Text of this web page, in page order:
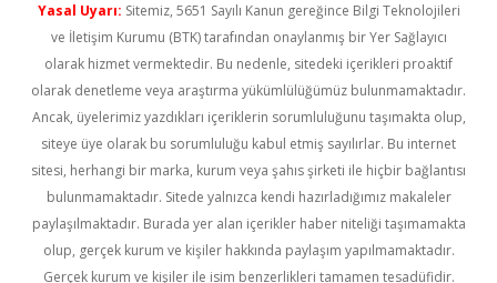
Yasal Uyarı: Sitemiz, 5651 Sayılı Kanun gereğince Bilgi Teknolojileri
ve İletişim Kurumu (BTK) tarafından onaylanmış bir Yer Sağlayıcı
olarak hizmet vermektedir. Bu nedenle, sitedeki içerikleri proaktif
olarak denetleme veya araştırma yükümlülüğümüz bulunmamaktadır.
Ancak, üyelerimiz yazdıkları içeriklerin sorumluluğunu taşımakta olup,
siteye üye olarak bu sorumluluğu kabul etmiş sayılırlar. Bu internet
sitesi, herhangi bir marka, kurum veya şahıs şirketi ile hiçbir bağlantısı
bulunmamaktadır. Sitede yalnızca kendi hazırladığımız makaleler
paylaşılmaktadır. Burada yer alan içerikler haber niteliği taşımamakta
olup, gerçek kurum ve kişiler hakkında paylaşım yapılmamaktadır.
Gerçek kurum ve kişiler ile isim benzerlikleri tamamen tesadüfidir.